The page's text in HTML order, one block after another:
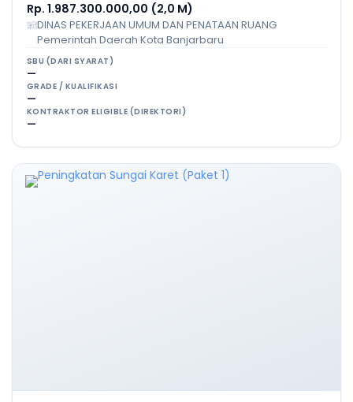
Rp. 1.987.300.000,00 (2,0 M)
DINAS PEKERJAAN UMUM DAN PENATAAN RUANG
Pemerintah Daerah Kota Banjarbaru
SBU (DARI SYARAT)
—
GRADE / KUALIFIKASI
—
KONTRAKTOR ELIGIBLE (DIREKTORI)
—